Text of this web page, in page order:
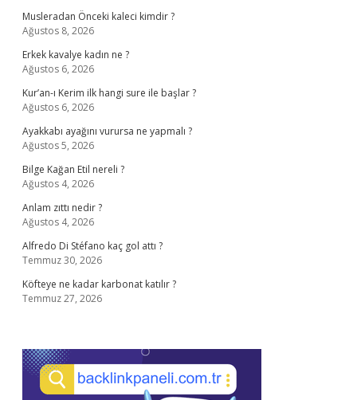
Musleradan Önceki kaleci kimdir ?
Ağustos 8, 2026
Erkek kavalye kadın ne ?
Ağustos 6, 2026
Kur’an-ı Kerim ilk hangi sure ile başlar ?
Ağustos 6, 2026
Ayakkabı ayağını vurursa ne yapmalı ?
Ağustos 5, 2026
Bilge Kağan Etil nereli ?
Ağustos 4, 2026
Anlam zıttı nedir ?
Ağustos 4, 2026
Alfredo Di Stéfano kaç gol attı ?
Temmuz 30, 2026
Köfteye ne kadar karbonat katılır ?
Temmuz 27, 2026